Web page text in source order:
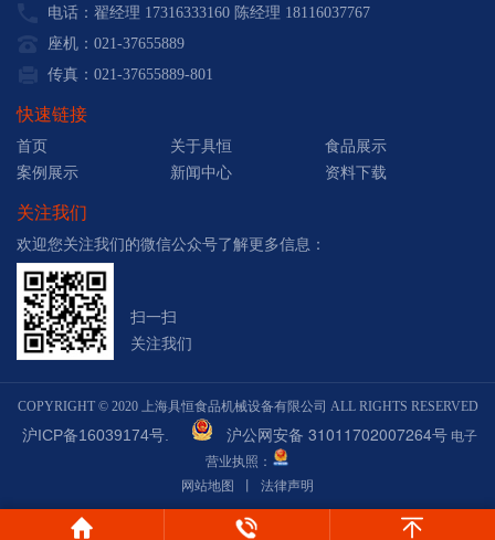
电话：翟经理 17316333160 陈经理 18116037767
座机：021-37655889
传真：021-37655889-801
快速链接
首页 关于具恒
食品展示
案例展示
新闻中心 资料下载
关注我们
欢迎您关注我们的微信公众号了解更多信息：
扫一扫
关注我们
COPYRIGHT © 2020 上海具恒食品机械设备有限公司 ALL RIGHTS RESERVED
沪ICP备16039174号. 沪公网安备 31011702007264号 电子
营业执照：
网站地图
法律声明